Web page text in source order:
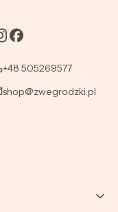
+48 505269577
shop@zwegrodzki.pl